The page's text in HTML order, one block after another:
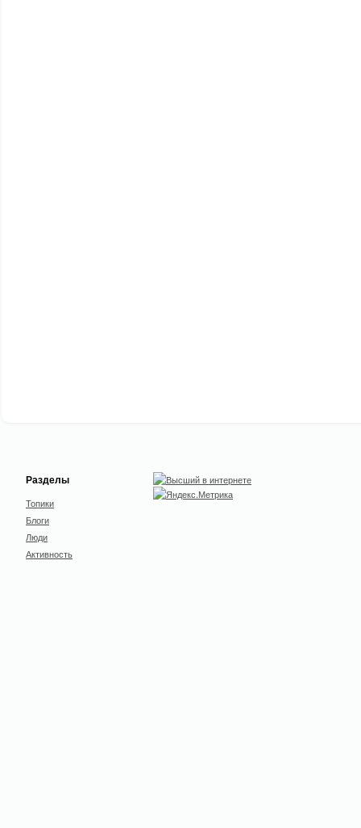
Разделы
Топики
Блоги
Люди
Активность